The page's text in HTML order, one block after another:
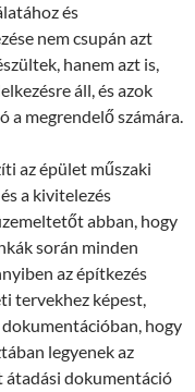
és
nem csupán azt
hanem azt is,
áll, és azok
a megrendelő számára.
az épület műszaki
a kivitelezés
abban, hogy
során minden
az építkezés
tervekhez képest,
hogy
legyenek az
átadási dokumentáció